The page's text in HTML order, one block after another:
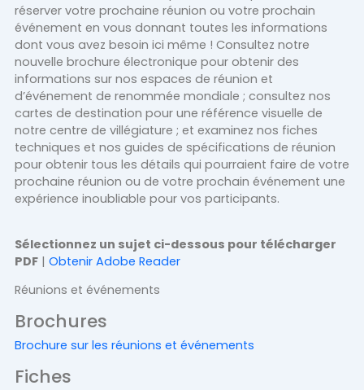
réserver votre prochaine réunion ou votre prochain
événement en vous donnant toutes les informations
dont vous avez besoin ici même ! Consultez notre
nouvelle brochure électronique pour obtenir des
informations sur nos espaces de réunion et
d’événement de renommée mondiale ; consultez nos
cartes de destination pour une référence visuelle de
notre centre de villégiature ; et examinez nos fiches
techniques et nos guides de spécifications de réunion
pour obtenir tous les détails qui pourraient faire de votre
prochaine réunion ou de votre prochain événement une
expérience inoubliable pour vos participants.
Sélectionnez un sujet ci-dessous pour télécharger
PDF| Obtenir Adobe Reader
Réunions et événements
Brochures
Brochure sur les réunions et événements
Fiches